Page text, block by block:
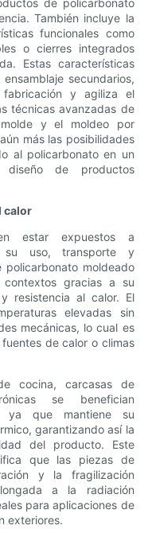
de policarbonato
También incluye la
funcionales como
o cierres integrados
Estas características
secundarios,
y agiliza el
técnicas avanzadas de
y el moldeo por
más las posibilidades
al policarbonato en un
de productos
calor
estar expuestos a
su uso, transporte y
moldeado
gracias a su
resistencia al calor. El
elevadas sin
mecánicas, lo cual es
de calor o climas
cocina, carcasas de
se benefician
ya que mantiene su
garantizando así la
del producto. Este
que las piezas de
y la fragilización
a la radiación
para aplicaciones de
exteriores.